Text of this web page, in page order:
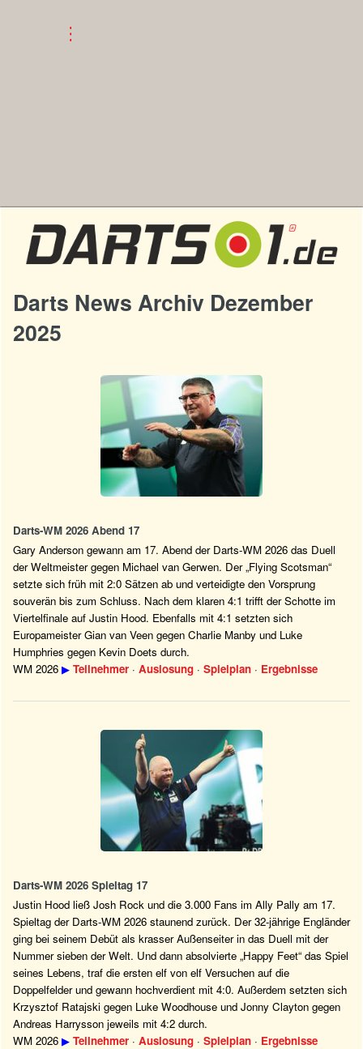
Darts News Archiv Dezember
2025
Darts-WM 2026 Abend 17
Gary Anderson gewann am 17. Abend der Darts-WM 2026 das Duell
der Weltmeister gegen Michael van Gerwen. Der „Flying Scotsman“
setzte sich früh mit 2:0 Sätzen ab und verteidigte den Vorsprung
souverän bis zum Schluss. Nach dem klaren 4:1 trifft der Schotte im
Viertelfinale auf Justin Hood. Ebenfalls mit 4:1 setzten sich
Europameister Gian van Veen gegen Charlie Manby und Luke
Humphries gegen Kevin Doets durch.
WM 2026 ▶ Teilnehmer · Auslosung · Spielplan · Ergebnisse
Darts-WM 2026 Spieltag 17
Justin Hood ließ Josh Rock und die 3.000 Fans im Ally Pally am 17.
Spieltag der Darts-WM 2026 staunend zurück. Der 32-jährige Engländer
ging bei seinem Debüt als krasser Außenseiter in das Duell mit der
Nummer sieben der Welt. Und dann absolvierte „Happy Feet“ das Spiel
seines Lebens, traf die ersten elf von elf Versuchen auf die
Doppelfelder und gewann hochverdient mit 4:0. Außerdem setzten sich
Krzysztof Ratajski gegen Luke Woodhouse und Jonny Clayton gegen
Andreas Harrysson jeweils mit 4:2 durch.
WM 2026 ▶ Teilnehmer · Auslosung · Spielplan · Ergebnisse